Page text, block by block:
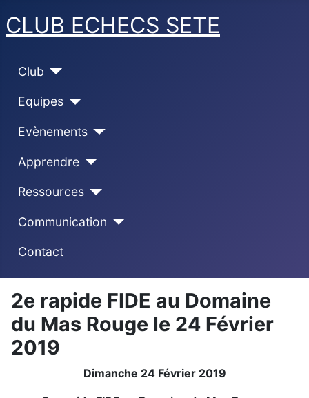
CLUB ECHECS SETE
Club
Equipes
Evènements
Apprendre
Ressources
Communication
Contact
2e rapide FIDE au Domaine
du Mas Rouge le 24 Février
2019
Dimanche 24 Février 2019